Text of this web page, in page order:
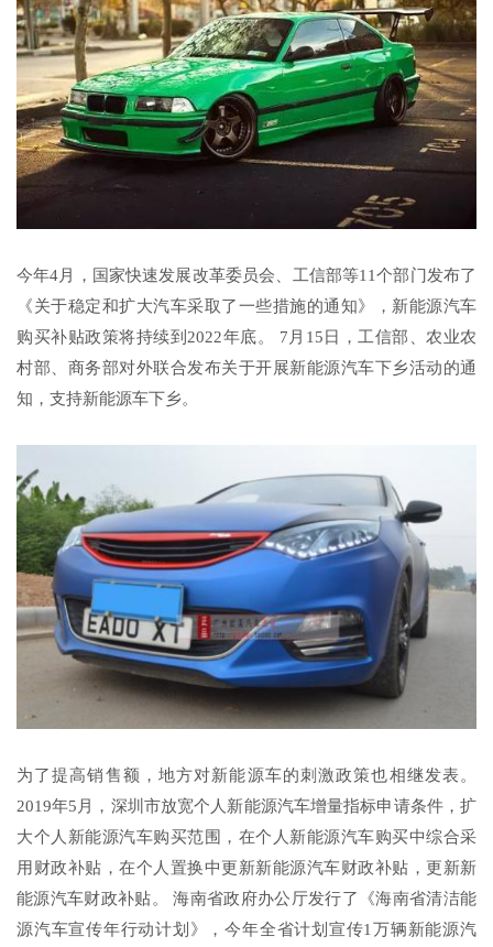
今年4月，国家快速发展改革委员会、工信部等11个部门发布了
《关于稳定和扩大汽车采取了一些措施的通知》，新能源汽车
购买补贴政策将持续到2022年底。 7月15日，工信部、农业农
村部、商务部对外联合发布关于开展新能源汽车下乡活动的通
知，支持新能源车下乡。
为了提高销售额，地方对新能源车的刺激政策也相继发表。
2019年5月，深圳市放宽个人新能源汽车增量指标申请条件，扩
大个人新能源汽车购买范围，在个人新能源汽车购买中综合采
用财政补贴，在个人置换中更新新能源汽车财政补贴，更新新
能源汽车财政补贴。 海南省政府办公厅发行了《海南省清洁能
源汽车宣传年行动计划》，今年全省计划宣传1万辆新能源汽